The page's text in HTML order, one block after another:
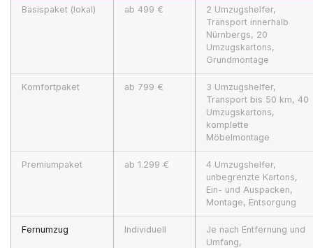
Basispaket (lokal) ab 499 €
2 Umzugshelfer,
Transport innerhalb
Nürnbergs, 20
Umzugskartons,
Grundmontage
Komfortpaket ab 799 €
3 Umzugshelfer,
Transport bis 50 km, 40
Umzugskartons,
komplette
Möbelmontage
Premiumpaket ab 1.299 €
4 Umzugshelfer,
unbegrenzte Kartons,
Ein- und Auspacken,
Montage, Entsorgung
Fernumzug Individuell
Je nach Entfernung und
Umfang,